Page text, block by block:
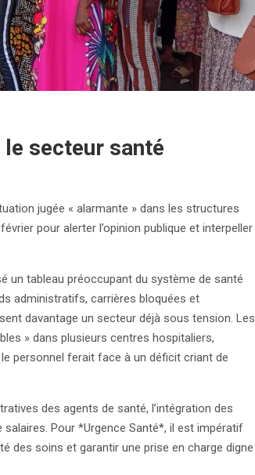
secteur santé
jugée « alarmante » dans les structures
pour alerter l’opinion publique et interpeller
un tableau préoccupant du système de santé
administratifs, carrières bloquées et
davantage un secteur déjà sous tension. Les
» dans plusieurs centres hospitaliers,
personnel ferait face à un déficit criant de
des agents de santé, l’intégration des
Pour *Urgence Santé*, il est impératif
des soins et garantir une prise en charge digne